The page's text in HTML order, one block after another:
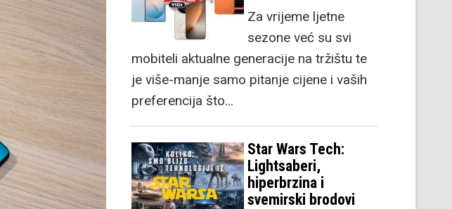
Za vrijeme ljetne
sezone već su svi
mobiteli aktualne generacije na tržištu te
je više-manje samo pitanje cijene i vaših
preferencija što…
Star Wars Tech:
Lightsaberi,
hiperbrzina i
svemirski brodovi